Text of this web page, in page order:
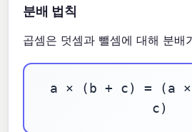
분배 법칙
곱셈은 덧셈과 뺄셈에 대해 분배
a × (b + c) = (a
c)